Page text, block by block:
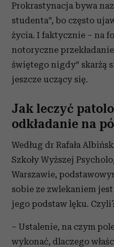
Prokrastynacja bywa
studenta”, bo często
życia. I faktycznie – na
notoryczne
świętego nigdy” skarżą
jeszcze uczący się.
Jak leczyć
odkładanie na
Według dr Rafała
Szkoły Wyższej
Warszawie,
sobie ze zwlekaniem
jego podstaw lęku.
– Ustalenie, na czym
wykonać, dlaczego